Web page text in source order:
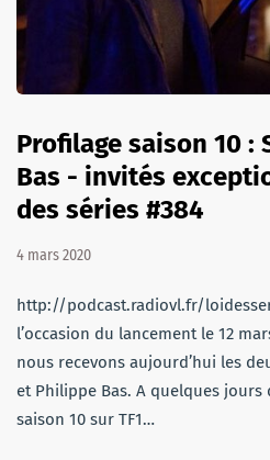
Profilage saison 10 :
Bas - invités
des séries #384
4 mars 2020
http://podcast.radiovl.fr/
l’occasion du lancement le 12
nous recevons aujourd’hui les
et Philippe Bas. A quelques
saison 10 sur TF1…